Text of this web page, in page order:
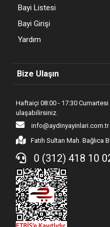
Bayi Listesi
Bayi Girişi
Yardım
Bize Ulaşın
Haftaiçi 08:00 - 17:30
ulaşabilirsiniz.
info@aydinyayinlari.com.tr
Fatih Sultan Mah. Bağlıca
0 (312) 418 10